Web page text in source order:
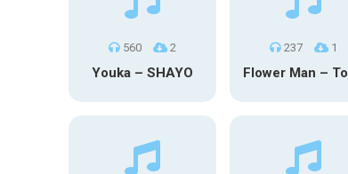
560 2
Youka – SHAYO
237 1